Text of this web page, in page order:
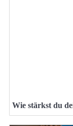
Wie stärkst du